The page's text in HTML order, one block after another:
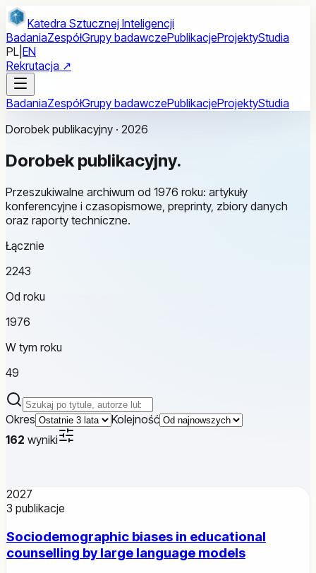
Przejdź do treści głównej
Katedra Sztucznej Inteligencji
BadaniaZespółGrupy badawczePublikacjeProjektyStudia
PL EN
Rekrutacja ↗
BadaniaZespółGrupy badawczePublikacjeProjektyStudia
Dorobek publikacyjny · 2026
Dorobek publikacyjny.
Przeszukiwalne archiwum od 1976 roku: artykuły
konferencyjne i czasopismowe, preprinty, zbiory danych
oraz raporty techniczne.
Łącznie
2243
Od roku
1976
W tym roku
49
Szukaj publikacji
Okres
Kolejność
162 wyniki
2027
3 publikacje
Sociodemographic biases in educational
counselling by large language models